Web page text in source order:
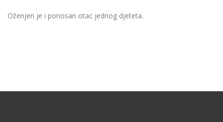
Oženjen je i ponosan otac jednog djeteta.